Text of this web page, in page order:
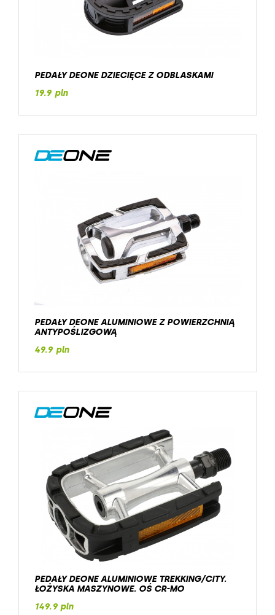
PEDAŁY DEONE DZIECIĘCE Z ODBLASKAMI
19.9 pln
PEDAŁY DEONE ALUMINIOWE Z POWIERZCHNIĄ
ANTYPOŚLIZGOWĄ
49.9 pln
PEDAŁY DEONE ALUMINIOWE TREKKING/CITY.
ŁOŻYSKA MASZYNOWE. OŚ CR-MO
149.9 pln